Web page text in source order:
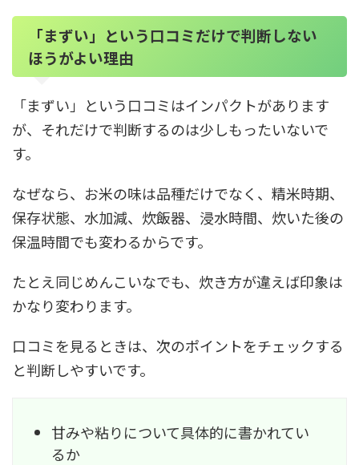
「まずい」という口コミだけで判断しない
ほうがよい理由
「まずい」という口コミはインパクトがあります
が、それだけで判断するのは少しもったいないで
す。
なぜなら、お米の味は品種だけでなく、精米時期、
保存状態、水加減、炊飯器、浸水時間、炊いた後の
保温時間でも変わるからです。
たとえ同じめんこいなでも、炊き方が違えば印象は
かなり変わります。
口コミを見るときは、次のポイントをチェックする
と判断しやすいです。
甘みや粘りについて具体的に書かれてい
るか